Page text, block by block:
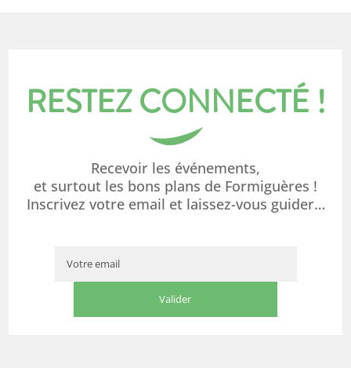
RESTEZ CONNECTÉ !
Recevoir les événements,
et surtout les bons plans de Formiguères !
Inscrivez votre email et laissez-vous guider…